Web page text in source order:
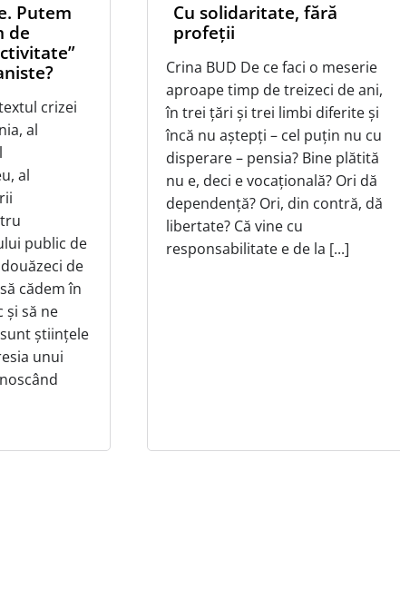
Putem
de
crizei
al
al
public de
de
cădem în
și să ne
științele
unui
Cu solidaritate, fără
profeții
Crina BUD De ce faci o meserie
aproape timp de treizeci de ani,
în trei țări și trei limbi diferite și
încă nu aștepți – cel puțin nu cu
disperare – pensia? Bine plătită
nu e, deci e vocațională? Ori dă
dependență? Ori, din contră, dă
libertate? Că vine cu
responsabilitate e de la [...]